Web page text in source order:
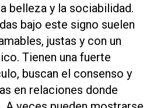
belleza y la sociabilidad.
bajo este signo suelen
justas y con un
Tienen una fuerte
buscan el consenso y
en relaciones donde